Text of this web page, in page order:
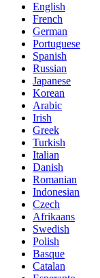
English
French
German
Portuguese
Spanish
Russian
Japanese
Korean
Arabic
Irish
Greek
Turkish
Italian
Danish
Romanian
Indonesian
Czech
Afrikaans
Swedish
Polish
Basque
Catalan